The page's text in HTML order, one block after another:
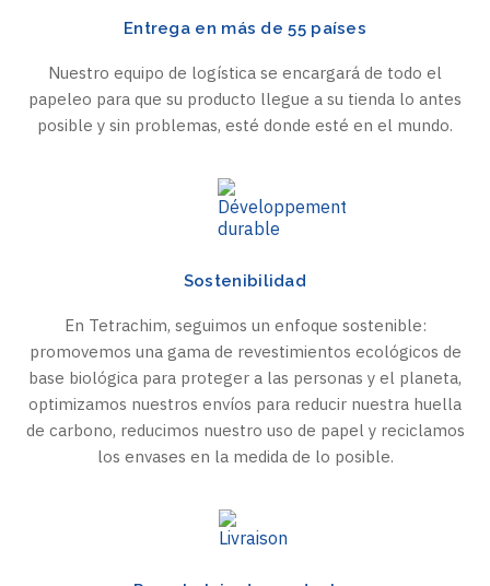
Entrega en más de 55 países
Nuestro equipo de logística se encargará de todo el
papeleo para que su producto llegue a su tienda lo antes
posible y sin problemas, esté donde esté en el mundo.
Sostenibilidad
En Tetrachim, seguimos un enfoque sostenible:
promovemos una gama de revestimientos ecológicos de
base biológica para proteger a las personas y el planeta,
optimizamos nuestros envíos para reducir nuestra huella
de carbono, reducimos nuestro uso de papel y reciclamos
los envases en la medida de lo posible.